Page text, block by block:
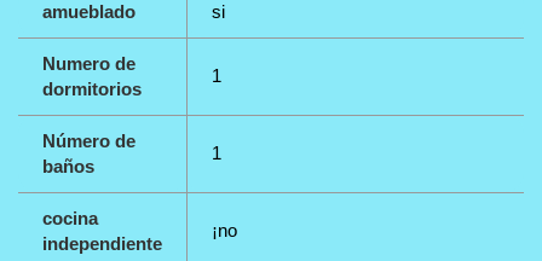
amueblado si
Numero de
dormitorios
1
Número de
baños
1
cocina
independiente
¡no